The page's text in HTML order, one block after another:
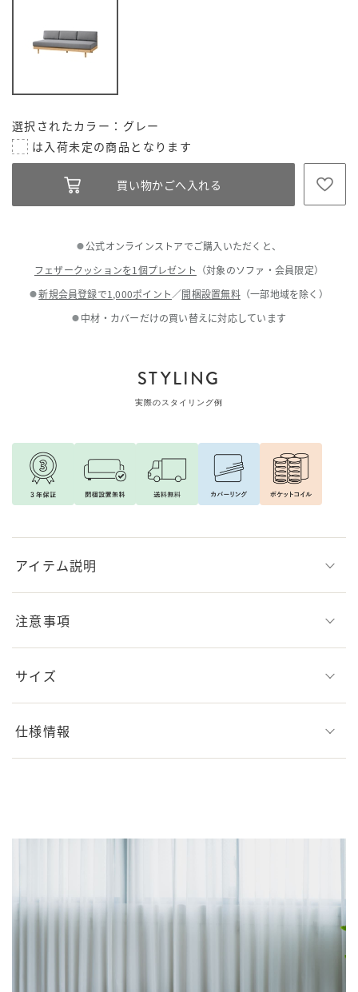
選択されたカラー：グレー
● 公式オンラインストアでご購入いただくと、
フェザークッションを1個プレゼント （対象のソファ・会員限定）
●新規会員登録で1,000ポイント／開梱設置無料（一部地域を除く）
● 中材・カバーだけの買い替えに対応しています
STYLING
実際のスタイリング例
アイテム説明
注意事項
サイズ
仕様情報